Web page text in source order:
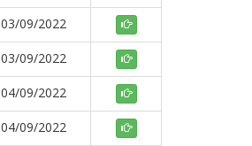
03/09/2022
03/09/2022
04/09/2022
04/09/2022